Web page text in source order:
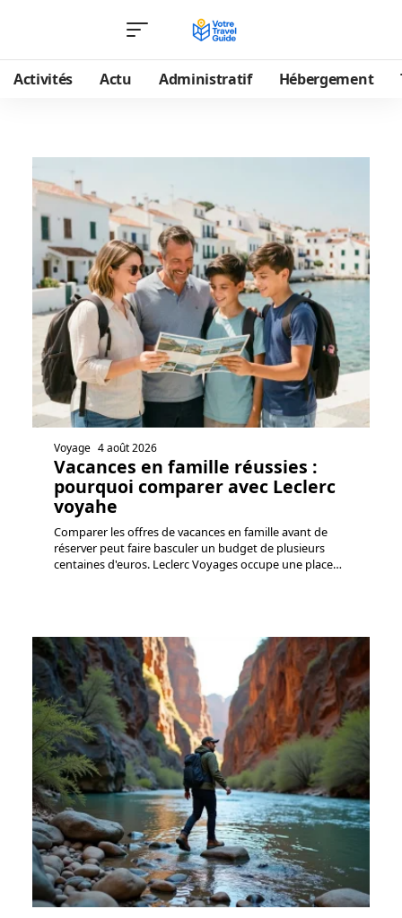
Activités Actu Administratif Hébergement
Voyage 4 août 2026
Vacances en famille réussies :
pourquoi comparer avec Leclerc
voyahe
Comparer les offres de vacances en famille avant de
réserver peut faire basculer un budget de plusieurs
centaines d'euros. Leclerc Voyages occupe une place…